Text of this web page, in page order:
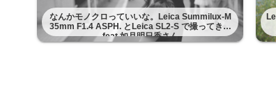
なんかモノクロっていいな。Leica Summilux-M
35mm F1.4 ASPH. とLeica SL2-S で撮ってきた
feat 如月明日香さん